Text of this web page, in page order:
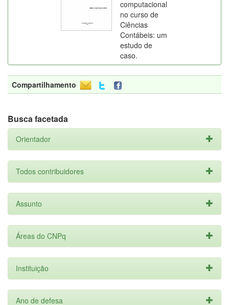
computacional
no curso de
Ciências
Contábeis: um
estudo de
caso.
Compartilhamento
Busca facetada
Orientador
Todos contribuidores
Assunto
Áreas do CNPq
Instituição
Ano de defesa